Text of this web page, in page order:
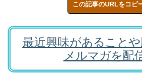
この記事のURLをコピ
最近興味があること
メルマガを配